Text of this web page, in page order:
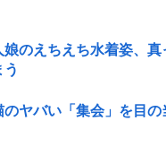
娘のえちえち水着姿、
のヤバい「集会」を目